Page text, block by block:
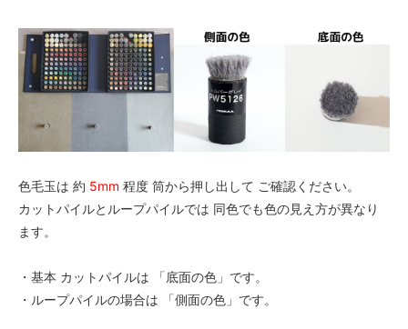
色毛玉は 約 5mm 程度 筒から押し出して ご確認ください。
カットパイルとループパイルでは 同色でも色の見え方が異なり
ます。
・基本 カットパイルは 「底面の色」です。
・ループパイルの場合は 「側面の色」です。